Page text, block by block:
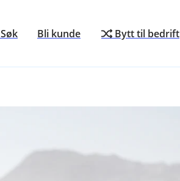
Søk Bli kunde Bytt til bedrift